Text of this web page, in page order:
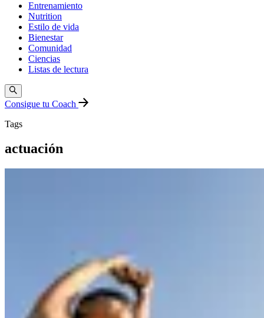
Entrenamiento
Nutrition
Estilo de vida
Bienestar
Comunidad
Ciencias
Listas de lectura
Consigue tu Coach
Tags
actuación